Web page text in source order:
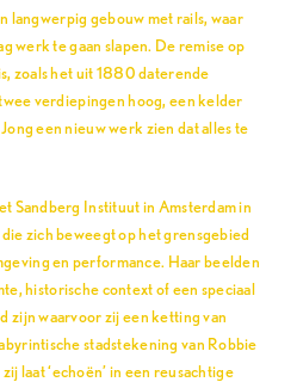
langwerpig gebouw met rails, waar
werk te gaan slapen. De remise op
zoals het uit 1880 daterende
verdiepingen hoog, een kelder
een nieuw werk zien dat alles te
Sandberg Instituut in Amsterdam in
zich beweegt op het grensgebied
en performance. Haar beelden
historische context of een speciaal
zijn waarvoor zij een ketting van
stadstekening van Robbie
laat ‘echoën’ in een reusachtige